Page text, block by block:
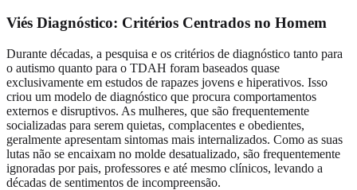
Viés Diagnóstico: Critérios Centrados no Homem
Durante décadas, a pesquisa e os critérios de diagnóstico tanto para
o autismo quanto para o TDAH foram baseados quase
exclusivamente em estudos de rapazes jovens e hiperativos. Isso
criou um modelo de diagnóstico que procura comportamentos
externos e disruptivos. As mulheres, que são frequentemente
socializadas para serem quietas, complacentes e obedientes,
geralmente apresentam sintomas mais internalizados. Como as suas
lutas não se encaixam no molde desatualizado, são frequentemente
ignoradas por pais, professores e até mesmo clínicos, levando a
décadas de sentimentos de incompreensão.